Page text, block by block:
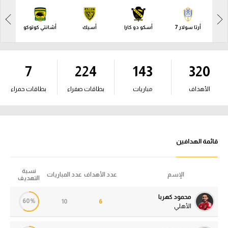
آراء حرة
بطولات
الدوري الإيطالي
الدوري الألماني
آراء حرة
أمريكا 2026
الدوري المصري
الدوري الإسباني
أرتا سولار 7 أسكو دو كارا أسيك أشانتي كوتوكو
320
الأهداف
143
مباريات
224
بطاقات صفراء
7
بطاقات حمراء
قائمة الهدافين
الإسم عدد الأهداف عدد المباريات
نسبة
التهديف
محمود كهربا
الأهلي
6
10
60%